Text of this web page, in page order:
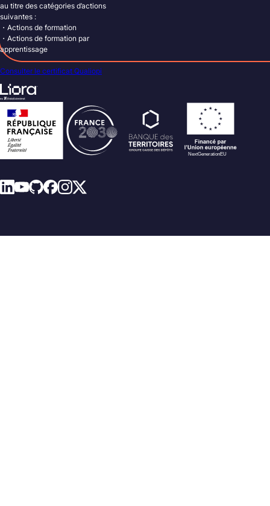
au titre des catégories d’actions
suivantes :
・Actions de formation
・Actions de formation par
apprentissage
Consulter le certificat Qualiopi